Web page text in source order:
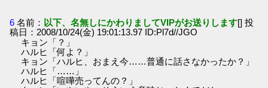
6 名前： 以下、名無しにかわりましてVIPがお送りします[] 投
稿日：2008/10/24(金) 19:01:13.97 ID:Pl7d//JGO
キョン「？」
ハルヒ「何よ？」
キョン「ハルヒ、おまえ今……普通に話さなかったか？」
ハルヒ「……」
ハルヒ「喧嘩売ってんの？」